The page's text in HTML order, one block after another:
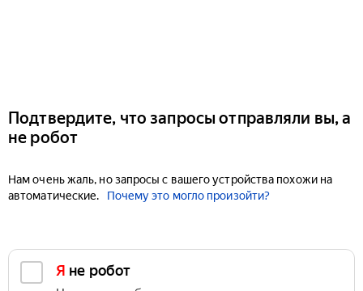
Подтвердите, что запросы отправляли вы, а
не робот
Нам очень жаль, но запросы с вашего устройства похожи на
автоматические.
Почему это могло произойти?
Я не робот